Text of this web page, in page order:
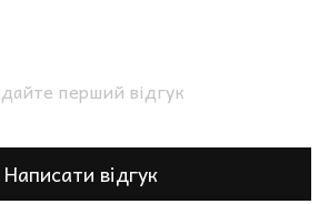
перший відгук
Написати відгук